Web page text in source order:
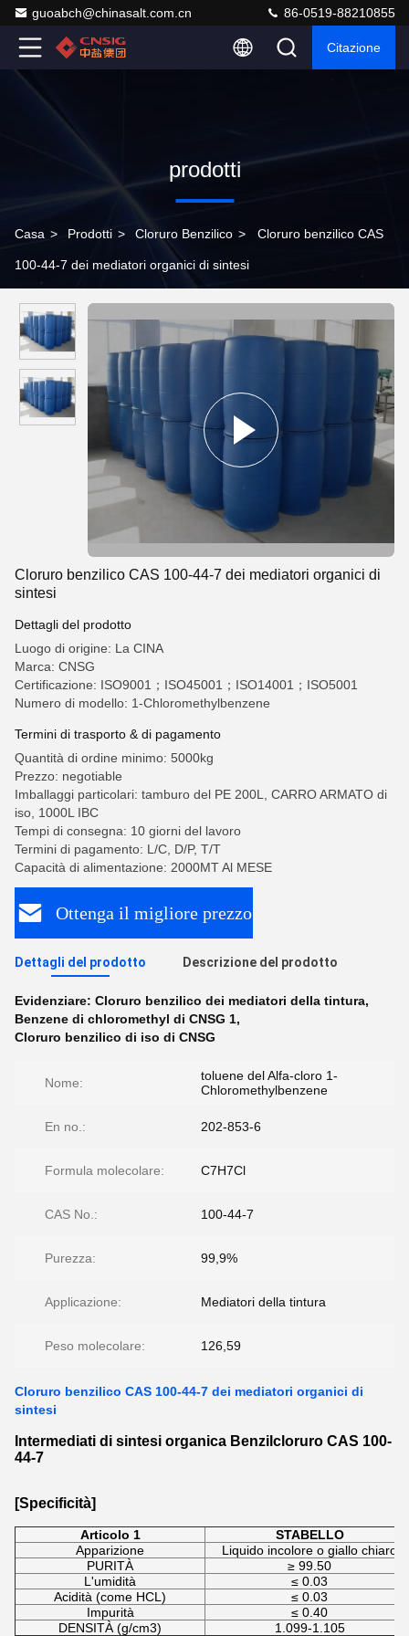
guoabch@chinasalt.com.cn 86-0519-88210855
Citazione
prodotti
Casa > Prodotti > Cloruro Benzilico > Cloruro benzilico CAS
100-44-7 dei mediatori organici di sintesi
Cloruro benzilico CAS 100-44-7 dei mediatori organici di
sintesi
Dettagli del prodotto
Luogo di origine: La CINA
Marca: CNSG
Certificazione: ISO9001；ISO45001；ISO14001；ISO5001
Numero di modello: 1-Chloromethylbenzene
Termini di trasporto & di pagamento
Quantità di ordine minimo: 5000kg
Prezzo: negotiable
Imballaggi particolari: tamburo del PE 200L, CARRO ARMATO di
iso, 1000L IBC
Tempi di consegna: 10 giorni del lavoro
Termini di pagamento: L/C, D/P, T/T
Capacità di alimentazione: 2000MT Al MESE
Ottenga il migliore prezzo
Dettagli del prodotto Descrizione del prodotto
Evidenziare: Cloruro benzilico dei mediatori della tintura,
Benzene di chloromethyl di CNSG 1,
Cloruro benzilico di iso di CNSG
Nome:
toluene del Alfa-cloro 1-
Chloromethylbenzene
En no.: 202-853-6
Formula molecolare: C7H7Cl
CAS No.: 100-44-7
Purezza: 99,9%
Applicazione: Mediatori della tintura
Peso molecolare: 126,59
Cloruro benzilico CAS 100-44-7 dei mediatori organici di
sintesi
Intermediati di sintesi organica Benzilcloruro CAS 100-
44-7
[Specificità]
Articolo 1
STABELLO
Apparizione
Liquido incolore o giallo chiaro
PURITÀ
≥ 99.50
L'umidità
≤ 0.03
Acidità (come HCL)
≤ 0.03
Impurità
≤ 0.40
DENSITÀ (g/cm3)
1.099-1.105